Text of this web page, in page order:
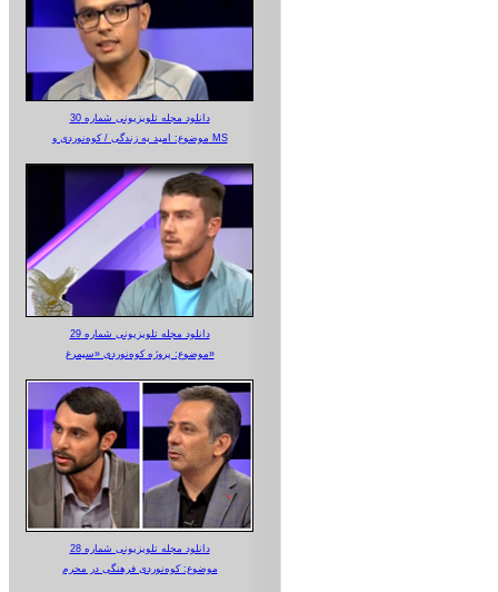
دانلود مجله تلویزیونی شماره 30
موضوع: امید به زندگی / کوه‌نوردی و MS
دانلود مجله تلویزیونی شماره 29
موضوع: پروژه کوه‌نوردی «سیمرغ»
دانلود مجله تلویزیونی شماره 28
موضوع: کوه‌نوردی فرهنگی در محرم